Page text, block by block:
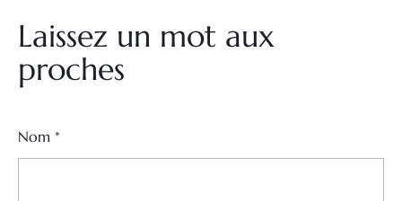
Laissez un mot aux
proches
Nom *